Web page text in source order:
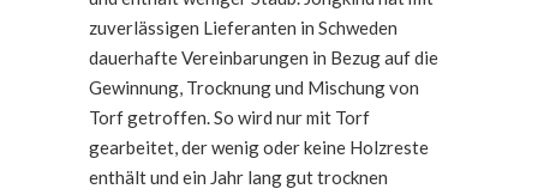
zuverlässigen Lieferanten in Schweden
dauerhafte Vereinbarungen in Bezug auf die
Gewinnung, Trocknung und Mischung von
Torf getroffen. So wird nur mit Torf
gearbeitet, der wenig oder keine Holzreste
enthält und ein Jahr lang gut trocknen